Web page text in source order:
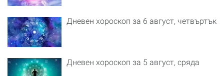
Дневен хороскоп за 6 август, четвъртък
Дневен хороскоп за 5 август, сряда